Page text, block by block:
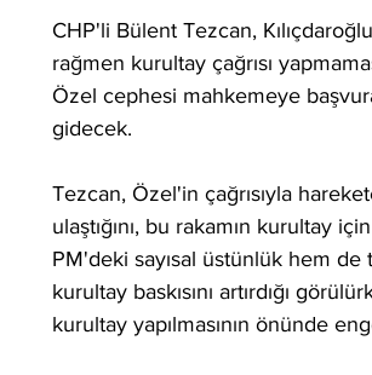
CHP'li Bülent Tezcan,
rağmen kurultay çağrısı
Özel cephesi mahkemeye
gidecek.
Tezcan, Özel'in çağrısıyla
ulaştığını, bu rakamın kurultay
PM'deki sayısal üstünlük hem
kurultay baskısını artırdığı
kurultay yapılmasının önünde